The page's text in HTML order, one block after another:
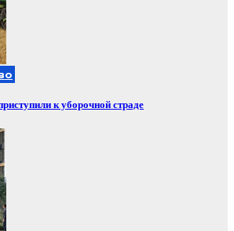
к уборочной страде